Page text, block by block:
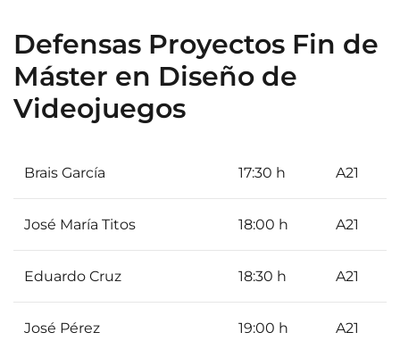
Defensas Proyectos Fin de
Máster en Diseño de
Videojuegos
Brais García 17:30 h A21
José María Titos 18:00 h A21
Eduardo Cruz 18:30 h A21
José Pérez 19:00 h A21
17 Junio 2026
01 Junio 2026
Estudiantes
de Diseño